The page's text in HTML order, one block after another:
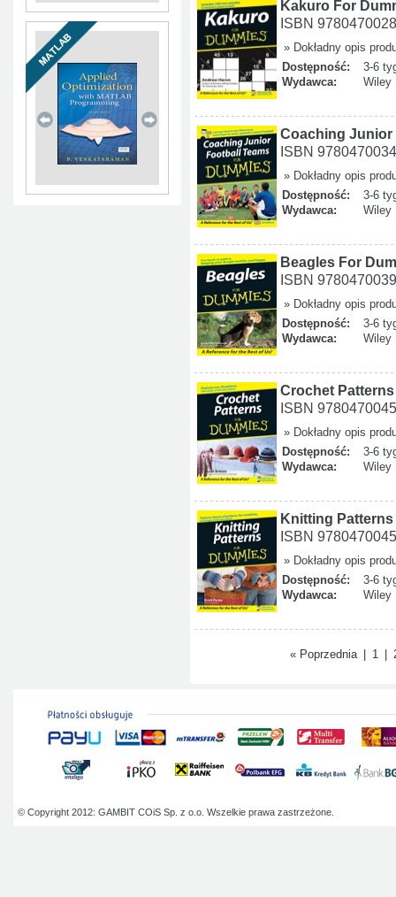
Kakuro For
ISBN
» Dokładny opis
Dostępność:
3-6
Wydawca:
Wiley
Coaching Junior
ISBN
» Dokładny opis
Dostępność:
3-6
Wydawca:
Wiley
Beagles For
ISBN
» Dokładny opis
Dostępność:
3-6
Wydawca:
Wiley
Crochet
ISBN
» Dokładny opis
Dostępność:
3-6
Wydawca:
Wiley
Knitting
ISBN
» Dokładny opis
Dostępność:
3-6
Wydawca:
Wiley
« Poprzednia 1
© Copyright 2012: GAMBIT COiS Sp. z o.o. Wszelkie prawa zastrzeżone.